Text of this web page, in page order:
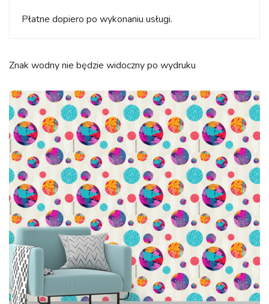
Znak wodny nie będzie widoczny po wydruku
Płatne dopiero po wykonaniu usługi.